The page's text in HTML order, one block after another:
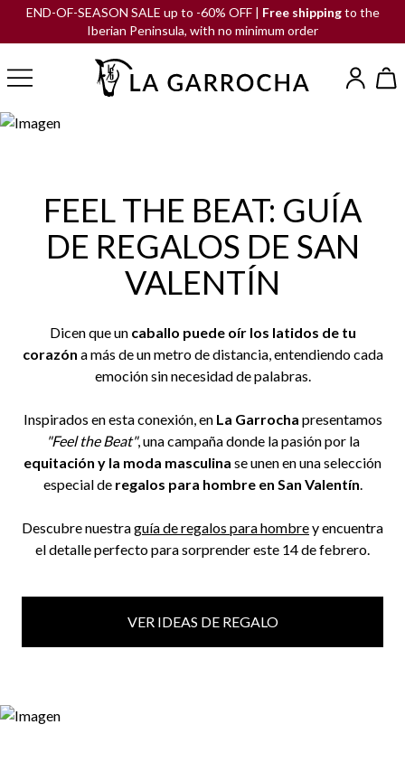
END-OF-SEASON SALE up to -60% OFF | Free shippingto the
Iberian Peninsula, with no minimum order
FEEL THE BEAT: GUÍA
DE REGALOS DE SAN
VALENTÍN
Dicen que un caballo puede oír los latidos de tu
corazón a más de un metro de distancia, entendiendo cada
emoción sin necesidad de palabras.
Inspirados en esta conexión, en La Garrocha presentamos
"Feel the Beat", una campaña donde la pasión por la
equitación y la moda masculina se unen en una selección
especial de regalos para hombre en San Valentín.
Descubre nuestraguía de regalos para hombrey encuentra
el detalle perfecto para sorprender este 14 de febrero.
VER IDEAS DE REGALO